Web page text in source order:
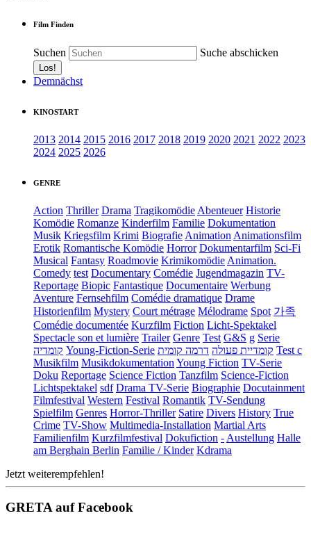
Film Finden
Suchen Suche abschicken
Demnächst
KINOSTART
2013 2014 2015 2016 2017 2018 2019 2020 2021 2022 2023
2024 2025 2026
GENRE
Action Thriller Drama Tragikomödie Abenteuer Historie
Komödie Romanze Kinderfilm Familie Dokumentation
Musik Kriegsfilm Krimi Biografie Animation Animationsfilm
Erotik Romantische Komödie Horror Dokumentarfilm Sci-Fi
Musical Fantasy Roadmovie Krimikomödie Animation.
Comedy test Documentary Comédie Jugendmagazin TV-
Reportage Biopic Fantastique Documentaire Werbung
Aventure Fernsehfilm Comédie dramatique Drame
Historienfilm Mystery Court métrage Mélodrame Spot 가족
Comédie documentée Kurzfilm Fiction Licht-Spektakel
Spectacle son et lumière Trailer Genre Test G&S g Serie
קומדיה Young-Fiction-Serie קומדיית פעולה דרמה קומית
Test c
Musikfilm Musikdokumentation Young Fiction TV-Serie
Doku Reportage Science Fiction Tanzfilm Science-Fiction
Lichtspektakel sdf Drama TV-Serie Biographie Docutainment
Filmfestival Western Festival Romantik TV-Sendung
Spielfilm Genres Horror-Thriller Satire Divers History True
Crime TV-Show Multimedia-Installation Martial Arts
Familienfilm Kurzfilmfestival Dokufiction - Austellung Halle
am Berghain Berlin Familie / Kinder Kdrama
Jetzt weiterempfehlen!
GRETA auf Facebook